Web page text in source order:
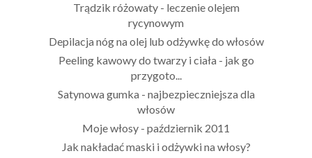
Trądzik różowaty - leczenie olejem
rycynowym
Depilacja nóg na olej lub odżywkę do włosów
Peeling kawowy do twarzy i ciała - jak go
przygoto...
Satynowa gumka - najbezpieczniejsza dla
włosów
Moje włosy - październik 2011
Jak nakładać maski i odżywki na włosy?